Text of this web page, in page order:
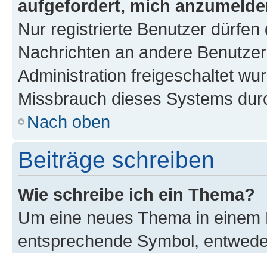
aufgefordert, mich
Nur registrierte Benutzer
Nachrichten an andere
Administration freigeschaltet
Missbrauch dieses Systems
Nach oben
Beiträge schreiben
Wie schreibe ich ein Thema?
Um eine neues Thema in
entsprechende Symbol,